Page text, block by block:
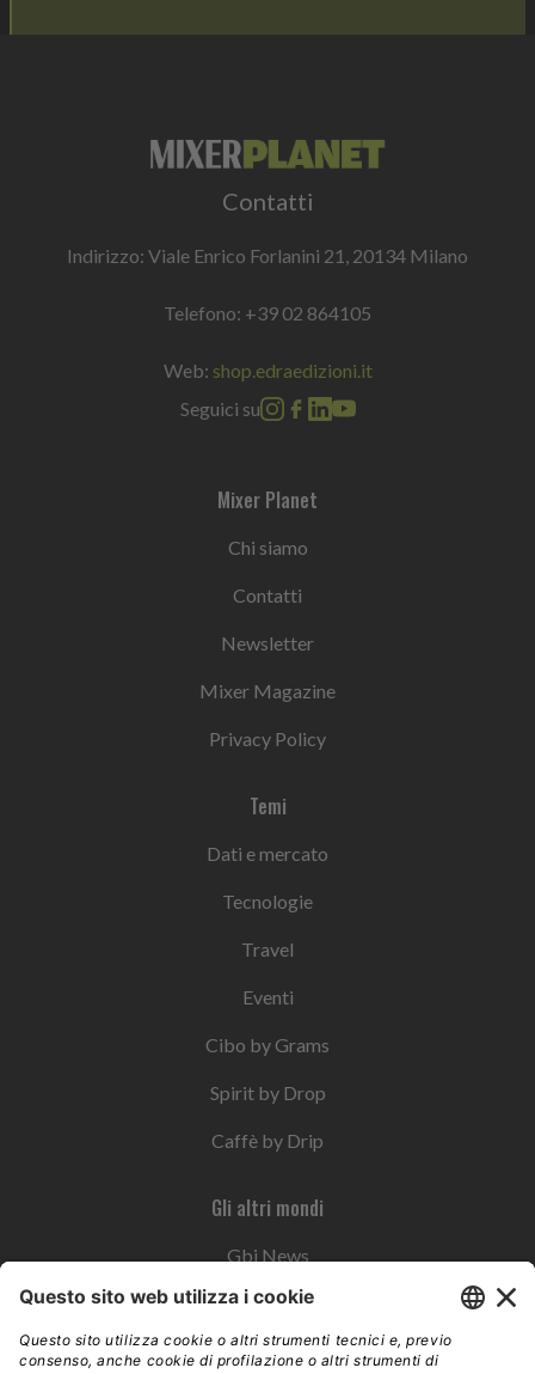
Contatti
Indirizzo: Viale Enrico Forlanini 21, 20134 Milano
Telefono: +39 02 864105
Web: shop.edraedizioni.it
Seguici su
Mixer Planet
Chi siamo
Contatti
Newsletter
Mixer Magazine
Privacy Policy
Temi
Dati e mercato
Tecnologie
Travel
Eventi
Cibo by Grams
Spirit by Drop
Caffè by Drip
Gli altri mondi
Gbi News
Instoremag